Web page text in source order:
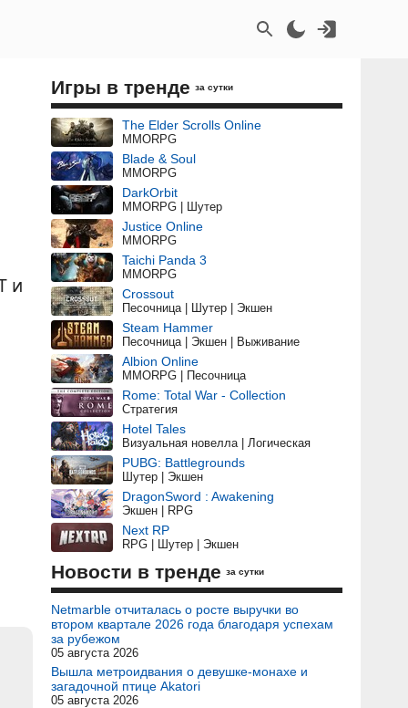
и
Игры в тренде за сутки
The Elder Scrolls Online
MMORPG
Blade & Soul
MMORPG
DarkOrbit
MMORPG | Шутер
Justice Online
MMORPG
Taichi Panda 3
MMORPG
Crossout
Песочница | Шутер | Экшен
Steam Hammer
Песочница | Экшен | Выживание
Albion Online
MMORPG | Песочница
Rome: Total War - Collection
Стратегия
Hotel Tales
Визуальная новелла | Логическая
PUBG: Battlegrounds
Шутер | Экшен
DragonSword : Awakening
Экшен | RPG
Next RP
RPG | Шутер | Экшен
Новости в тренде за сутки
Netmarble отчиталась о росте выручки во
втором квартале 2026 года благодаря успехам
за рубежом
05 августа 2026
Вышла метроидвания о девушке-монахе и
загадочной птице Akatori
05 августа 2026